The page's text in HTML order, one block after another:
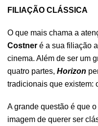
FILIAÇÃO CLÁSSICA
O que mais chama a
Costner é a sua filiação
cinema. Além de ser um
quatro partes, Horizon
tradicionais que existem:
A grande questão é que
imagem de querer ser